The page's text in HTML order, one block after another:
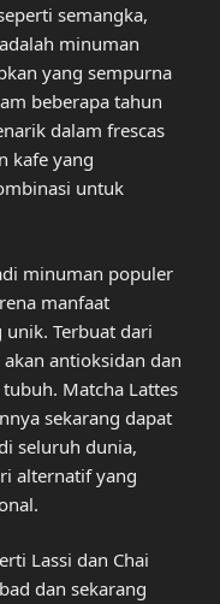
semangka,
minuman
yang sempurna
beberapa tahun
dalam frescas
kafe yang
untuk
minuman populer
manfaat
unik. Terbuat dari
antioksidan dan
Matcha Lattes
sekarang dapat
seluruh dunia,
alternatif yang
Lassi dan Chai
dan sekarang